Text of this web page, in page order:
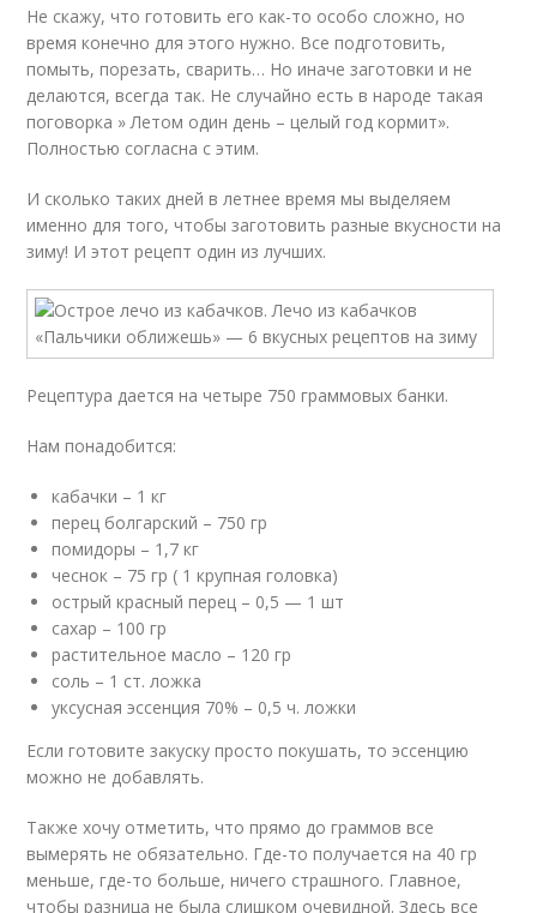
Не скажу, что готовить его как-то особо сложно, но
время конечно для этого нужно. Все подготовить,
помыть, порезать, сварить… Но иначе заготовки и не
делаются, всегда так. Не случайно есть в народе такая
поговорка » Летом один день – целый год кормит».
Полностью согласна с этим.
И сколько таких дней в летнее время мы выделяем
именно для того, чтобы заготовить разные вкусности на
зиму! И этот рецепт один из лучших.
Рецептура дается на четыре 750 граммовых банки.
Нам понадобится:
кабачки – 1 кг
перец болгарский – 750 гр
помидоры – 1,7 кг
чеснок – 75 гр ( 1 крупная головка)
острый красный перец – 0,5 — 1 шт
сахар – 100 гр
растительное масло – 120 гр
соль – 1 ст. ложка
уксусная эссенция 70% – 0,5 ч. ложки
Если готовите закуску просто покушать, то эссенцию
можно не добавлять.
Также хочу отметить, что прямо до граммов все
вымерять не обязательно. Где-то получается на 40 гр
меньше, где-то больше, ничего страшного. Главное,
чтобы разница не была слишком очевидной. Здесь все